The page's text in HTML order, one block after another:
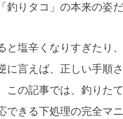
りタコ」の本来の姿だ
と塩辛くなりすぎたり
に言えば、正しい手順
この記事では、釣りた
できる下処理の完全マ